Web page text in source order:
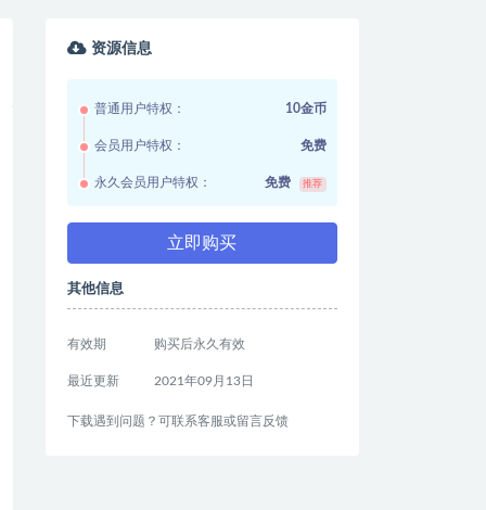
资源信息
普通用户特权： 10金币
会员用户特权： 免费
永久会员用户特权： 免费 推荐
立即购买
其他信息
有效期 购买后永久有效
最近更新 2021年09月13日
下载遇到问题？可联系客服或留言反馈